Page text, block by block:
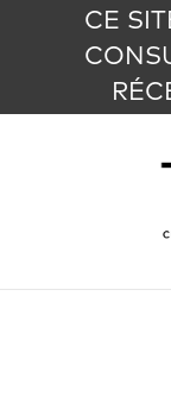
CE